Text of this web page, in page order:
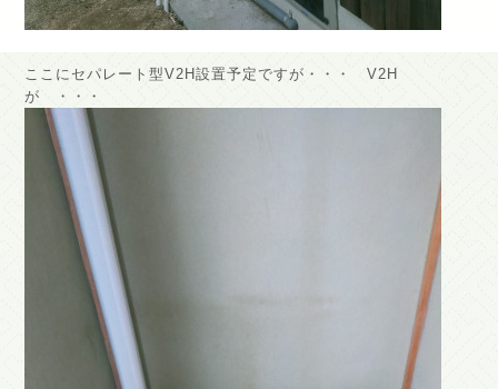
ここにセパレート型V2H設置予定ですが・・・ V2H
が ・・・